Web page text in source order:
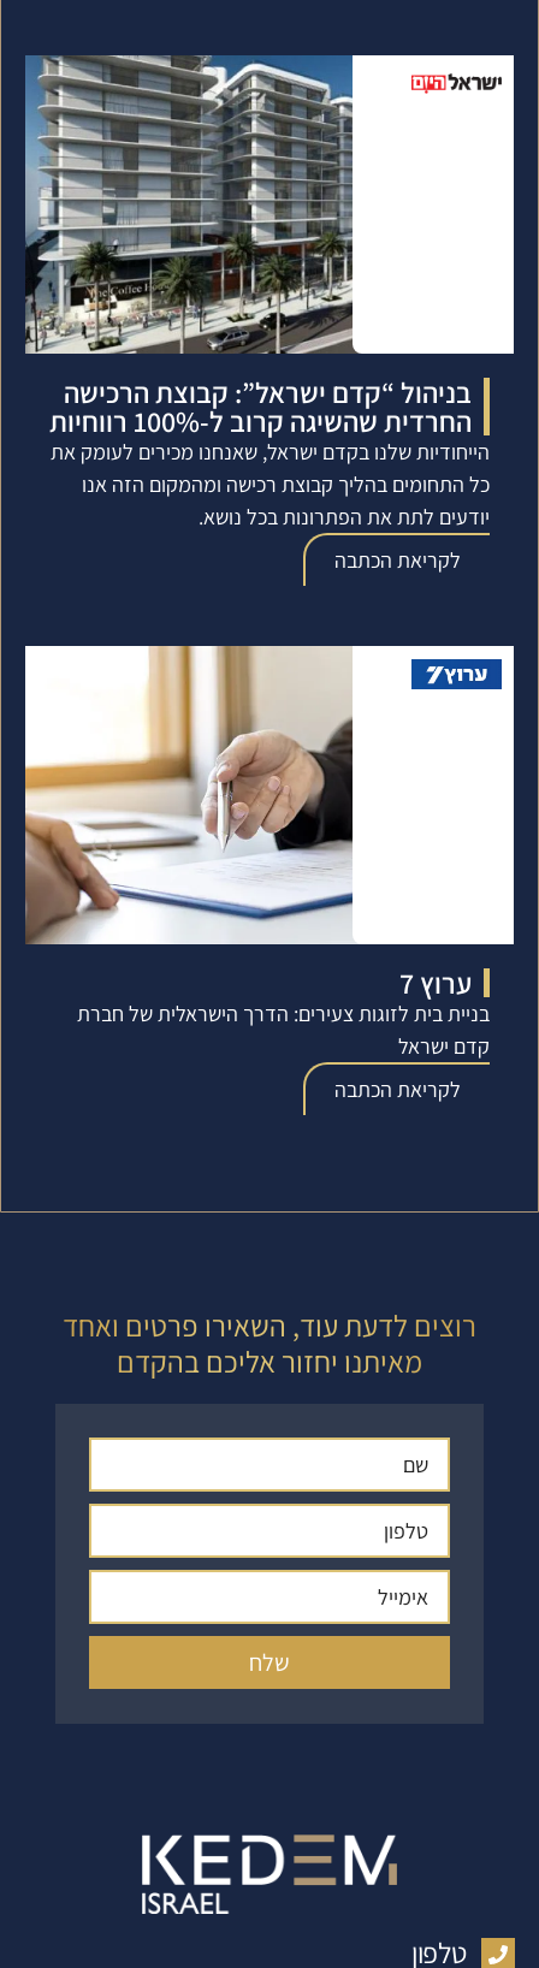
בניהול “קדם ישראל”: קבוצת הרכישה
החרדית שהשיגה קרוב ל-100% רווחיות
הייחודיות שלנו בקדם ישראל, שאנחנו מכירים לעומק את
כל התחומים בהליך קבוצת רכישה ומהמקום הזה אנו
יודעים לתת את הפתרונות בכל נושא.
לקריאת הכתבה
ערוץ 7
בניית בית לזוגות צעירים: הדרך הישראלית של חברת
קדם ישראל
לקריאת הכתבה
רוצים לדעת עוד, השאירו פרטים ואחד
מאיתנו יחזור אליכם בהקדם
שלח
טלפון